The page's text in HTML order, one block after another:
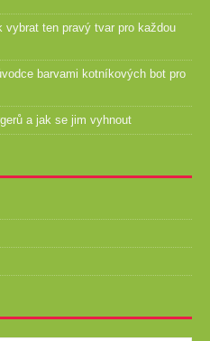
ten pravý tvar pro každou
barvami kotníkových bot pro
a jak se jim vyhnout